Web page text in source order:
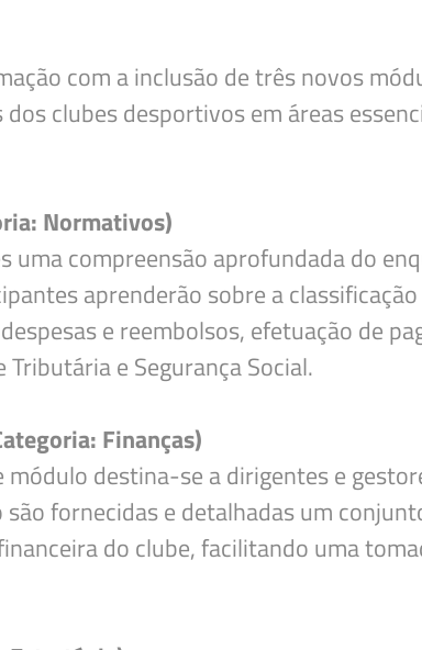
com a inclusão de três novos
clubes desportivos em áreas
Normativos)
uma compreensão aprofundada do
aprenderão sobre a
e reembolsos, efetuação de
e Segurança Social.
Finanças)
destina-se a dirigentes e
fornecidas e detalhadas um
do clube, facilitando uma
Deseja apagar o ficheiro?